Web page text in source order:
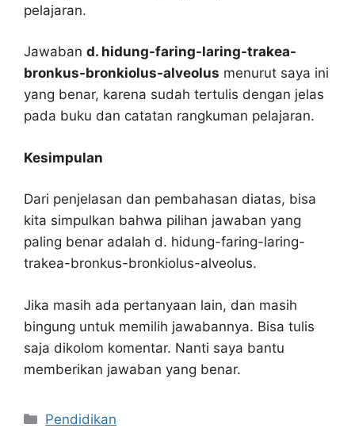
pelajaran.
Jawaban d. hidung-faring-laring-trakea-
bronkus-bronkiolus-alveolus menurut saya ini
yang benar, karena sudah tertulis dengan jelas
pada buku dan catatan rangkuman pelajaran.
Kesimpulan
Dari penjelasan dan pembahasan diatas, bisa
kita simpulkan bahwa pilihan jawaban yang
paling benar adalah d. hidung-faring-laring-
trakea-bronkus-bronkiolus-alveolus.
Jika masih ada pertanyaan lain, dan masih
bingung untuk memilih jawabannya. Bisa tulis
saja dikolom komentar. Nanti saya bantu
memberikan jawaban yang benar.
Kategori
Pendidikan